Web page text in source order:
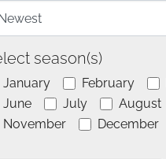
season(s)
January February
June
July August
November
December